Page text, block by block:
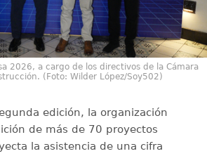
2026, a cargo de los directivos de la Cámara
(Foto: Wilder López/Soy502)
edición, la organización
de más de 70 proyectos
la asistencia de una cifra